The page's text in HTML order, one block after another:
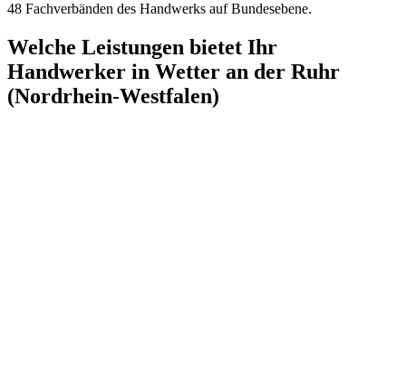
48 Fachverbänden des Handwerks auf Bundesebene.
Welche Leistungen bietet Ihr
Handwerker in Wetter an der Ruhr
(Nordrhein-Westfalen)